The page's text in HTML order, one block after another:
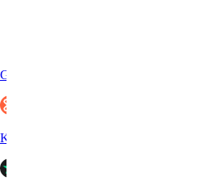
Google
Kununu